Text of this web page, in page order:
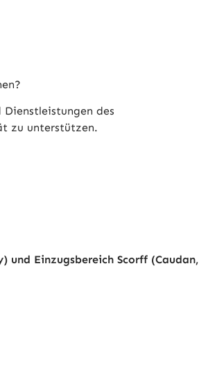
des
zu unterstützen.
Einzugsbereich Scorff (Caudan,